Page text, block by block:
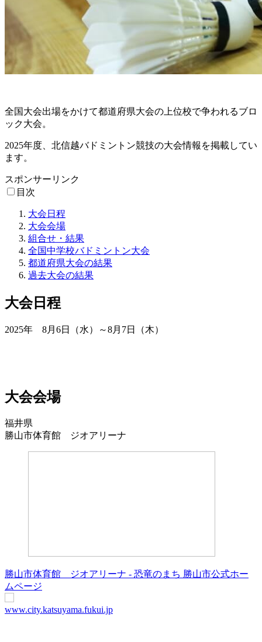
全国大会出場をかけて都道府県大会の上位校で争われるブロ
ック大会。
2025年度、北信越バドミントン競技の大会情報を掲載してい
ます。
スポンサーリンク
目次
大会日程
大会会場
組合せ・結果
全国中学校バドミントン大会
都道府県大会の結果
過去大会の結果
大会日程
2025年 8月6日（水）～8月7日（木）
大会会場
福井県
勝山市体育館 ジオアリーナ
勝山市体育館 ジオアリーナ - 恐竜のまち 勝山市公式ホー
ムページ
www.city.katsuyama.fukui.jp